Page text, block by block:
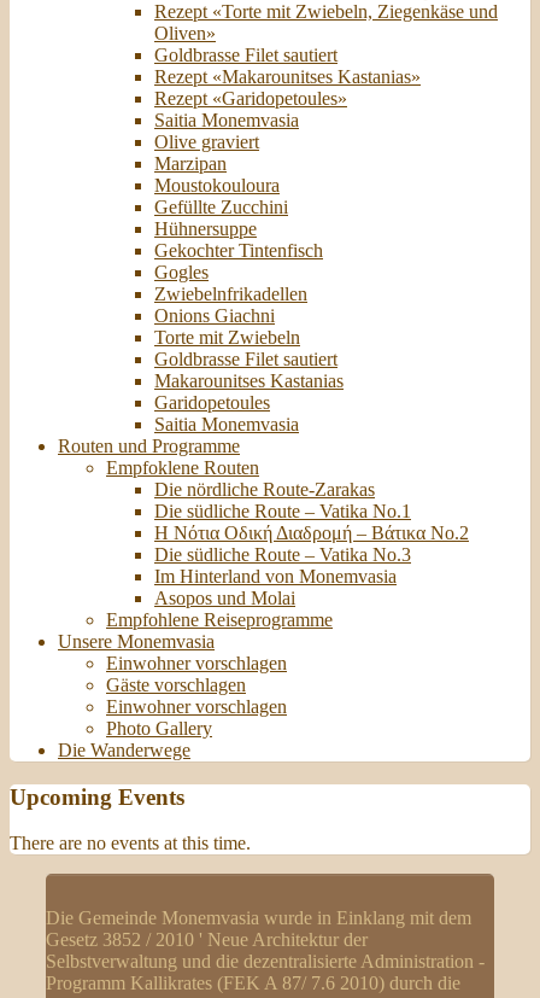
Rezept «Torte mit Zwiebeln, Ziegenkäse und
Oliven»
Goldbrasse Filet sautiert
Rezept «Makarounitses Kastanias»
Rezept «Garidopetoules»
Saitia Monemvasia
Olive graviert
Marzipan
Moustokouloura
Gefüllte Zucchini
Hühnersuppe
Gekochter Tintenfisch
Gogles
Zwiebelnfrikadellen
Onions Giachni
Torte mit Zwiebeln
Goldbrasse Filet sautiert
Makarounitses Kastanias
Garidopetoules
Saitia Monemvasia
Routen und Programme
Empfoklene Routen
Die nördliche Route-Zarakas
Die südliche Route – Vatika No.1
Η Νότια Οδική Διαδρομή – Βάτικα No.2
Die südliche Route – Vatika No.3
Im Hinterland von Monemvasia
Asopos und Molai
Empfohlene Reiseprogramme
Unsere Monemvasia
Einwohner vorschlagen
Gäste vorschlagen
Einwohner vorschlagen
Photo Gallery
Die Wanderwege
Upcoming Events
There are no events at this time.
Die Gemeinde Monemvasia wurde in Einklang mit dem
Gesetz 3852 / 2010 ' Neue Architektur der
Selbstverwaltung und die dezentralisierte Administration -
Programm Kallikrates (FEK A 87/ 7.6 2010) durch die